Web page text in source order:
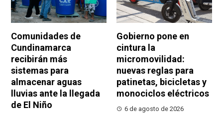
Comunidades de
Cundinamarca
recibirán más
sistemas para
almacenar aguas
lluvias ante la llegada
de El Niño
Gobierno pone en
cintura la
micromovilidad:
nuevas reglas para
patinetas, bicicletas y
monociclos eléctricos
6 de agosto de 2026